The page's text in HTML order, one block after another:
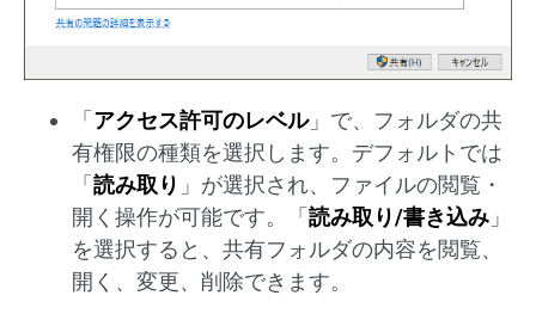
「 アクセス許可のレベル」で、フォルダの共
有権限の種類を選択します。デフォルトでは
「 読み取り 」が選択され、ファイルの閲覧・
開く操作が可能です。「 読み取り/書き込み 」
を選択すると、共有フォルダの内容を閲覧、
開く、変更、削除できます。